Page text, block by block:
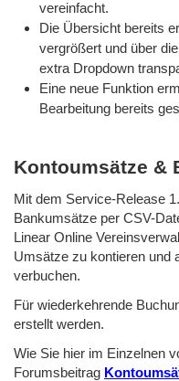
vereinfacht.
Die Übersicht bereits
vergrößert und über
extra Dropdown
Eine neue Funktion
Bearbeitung bereits
Kontoumsätze &
Mit dem Service-Release
Bankumsätze per CSV-
Linear Online
Umsätze zu kontieren und
verbuchen.
Für wiederkehrende
erstellt werden.
Wie Sie hier im Einzelnen
Forumsbeitrag